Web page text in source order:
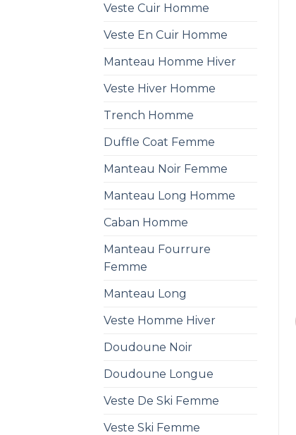
Veste Cuir Homme
Veste En Cuir Homme
Manteau Homme Hiver
Veste Hiver Homme
Trench Homme
Duffle Coat Femme
Manteau Noir Femme
Manteau Long Homme
Caban Homme
Manteau Fourrure
Femme
Manteau Long
Veste Homme Hiver
Doudoune Noir
Doudoune Longue
Veste De Ski Femme
Veste Ski Femme